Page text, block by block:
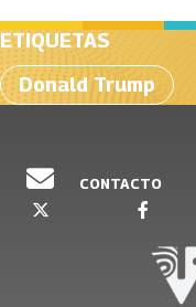
ETIQUETAS
Donald Trump
CONTACTO